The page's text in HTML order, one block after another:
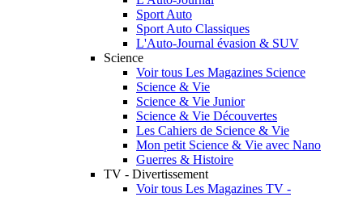
Sport Auto
Sport Auto Classiques
L'Auto-Journal évasion & SUV
Science
Voir tous Les Magazines Science
Science & Vie
Science & Vie Junior
Science & Vie Découvertes
Les Cahiers de Science & Vie
Mon petit Science & Vie avec Nano
Guerres & Histoire
TV - Divertissement
Voir tous Les Magazines TV -